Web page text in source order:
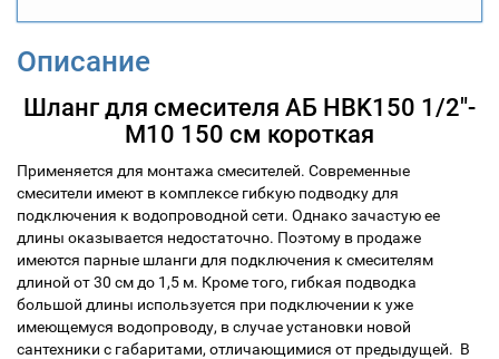
Описание
Шланг для смесителя АБ HBK150 1/2"-
М10 150 см короткая
Применяется для монтажа смесителей. Современные
смесители имеют в комплексе гибкую подводку для
подключения к водопроводной сети. Однако зачастую ее
длины оказывается недостаточно. Поэтому в продаже
имеются парные шланги для подключения к смесителям
длиной от 30 см до 1,5 м. Кроме того, гибкая подводка
большой длины используется при подключении к уже
имеющемуся водопроводу, в случае установки новой
сантехники с габаритами, отличающимися от предыдущей. В